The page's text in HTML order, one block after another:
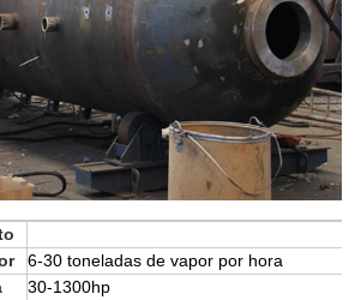
6-30 toneladas de vapor por hora
30-1300hp